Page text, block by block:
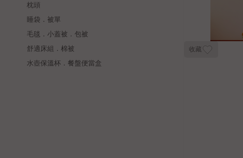
枕頭
睡袋．被單
毛毯．小蓋被．包被
舒適床組．棉被
水壺保溫杯．餐盤便當盒
收藏